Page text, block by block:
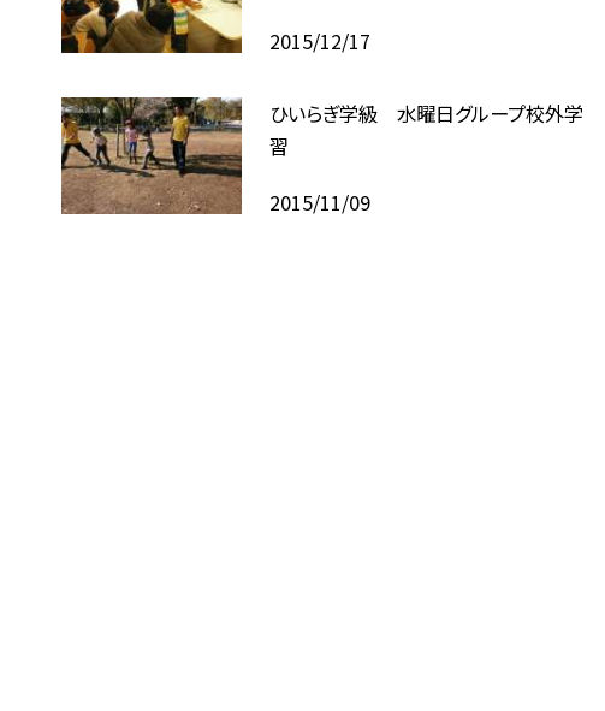
2015/12/17
ひいらぎ学級 水曜日グループ校外学
習
2015/11/09